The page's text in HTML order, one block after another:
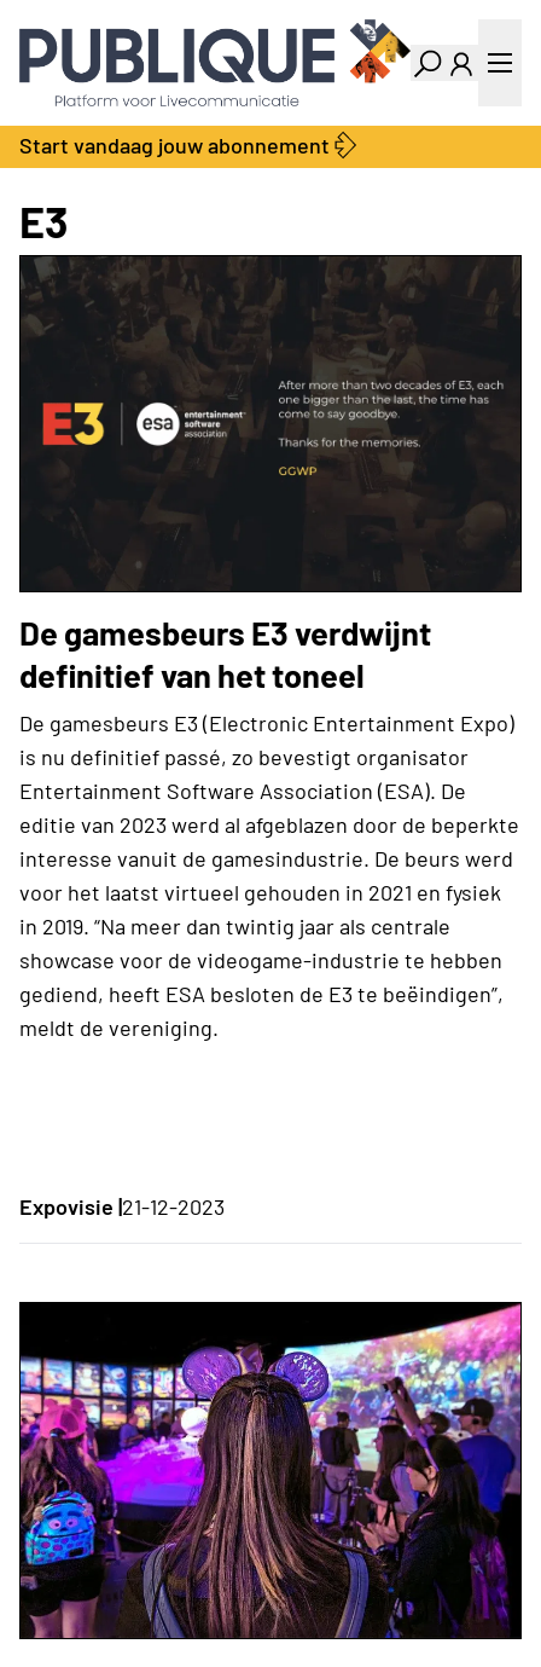
Industry Dashboard
Vacatures
Kalender
Producten
Bedrijvengids
Locatie Finder
Contact
Over ons
Adverteren
Abonnementen
Start vandaag jouw abonnement
E3
De gamesbeurs E3 verdwijnt
definitief van het toneel
De gamesbeurs E3 (Electronic Entertainment Expo)
is nu definitief passé, zo bevestigt organisator
Entertainment Software Association (ESA). De
editie van 2023 werd al afgeblazen door de beperkte
interesse vanuit de gamesindustrie. De beurs werd
voor het laatst virtueel gehouden in 2021 en fysiek
in 2019. “Na meer dan twintig jaar als centrale
showcase voor de videogame-industrie te hebben
gediend, heeft ESA besloten de E3 te beëindigen”,
meldt de vereniging.
Expovisie |21-12-2023